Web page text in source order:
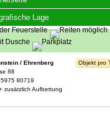
Lage
/ Ehrenberg
88
80719
zusätzlich Aufbettung
Objekt pro